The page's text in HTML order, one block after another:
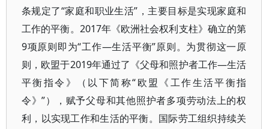
条规定了“家庭和职业生活”，主要目标是实现家庭和
工作的平衡。2017年《欧洲社会权利支柱》确立的第
9项原则即为“工作—生活平衡”原则。为贯彻这一原
则，欧盟于2019年通过了《父母和照护者工作—生活
平衡指令》（以下简称“欧盟《工作生活平衡指
令》”），赋予父母和其他照护者多项劳动法上的权
利，以实现工作和生活的平衡。国际劳工组织持续关